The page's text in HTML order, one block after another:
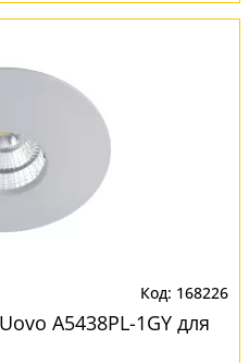
168226
A5438PL-1GY для